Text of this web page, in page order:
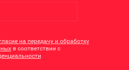
на передачу и обработку
в соответствии с